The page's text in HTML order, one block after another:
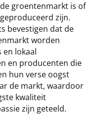
groentenmarkt is of
zijn.
bevestigen dat de
worden
en lokaal
en producenten die
hun verse oogst
de markt, waardoor
kwaliteit
zijn geteeld.